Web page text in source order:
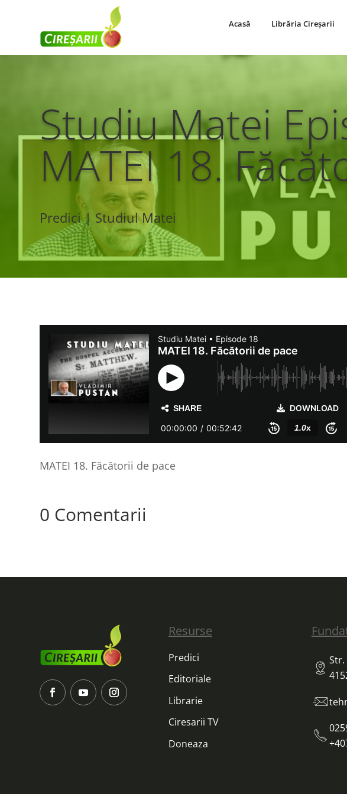
Acasă Librăria Cireșarii
Studiu Matei
MATEI 18.
Predici | Studiul Matei
MATEI 18. Făcătorii de pace
0 Comentarii
Resurse
Predici
Editoriale
Librarie
Ciresarii TV
Doneaza
Str.